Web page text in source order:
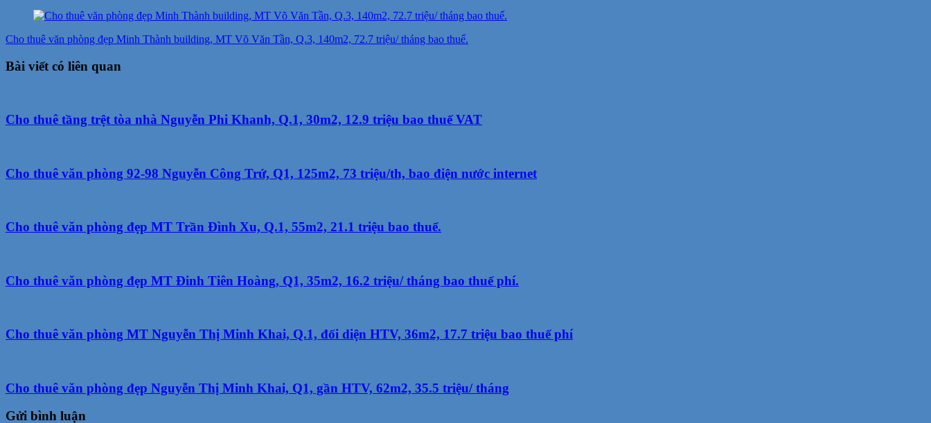
Cho thuê văn phòng đẹp Minh Thành building, MT Võ Văn Tần, Q.3, 140m2, 72.7 triệu/ tháng bao thuế.
Bài viết có liên quan
Cho thuê tầng trệt tòa nhà Nguyễn Phi Khanh, Q.1, 30m2, 12.9 triệu bao thuế VAT
Cho thuê văn phòng 92-98 Nguyễn Công Trứ, Q1, 125m2, 73 triệu/th, bao điện nước internet
Cho thuê văn phòng đẹp MT Trần Đình Xu, Q.1, 55m2, 21.1 triệu bao thuế.
Cho thuê văn phòng đẹp MT Đinh Tiên Hoàng, Q1, 35m2, 16.2 triệu/ tháng bao thuế phí.
Cho thuê văn phòng MT Nguyễn Thị Minh Khai, Q.1, đối diện HTV, 36m2, 17.7 triệu bao thuế phí
Cho thuê văn phòng đẹp Nguyễn Thị Minh Khai, Q1, gần HTV, 62m2, 35.5 triệu/ tháng
Gửi bình luận